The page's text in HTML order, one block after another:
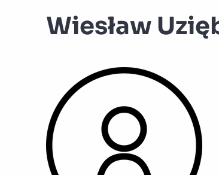
Wiesław